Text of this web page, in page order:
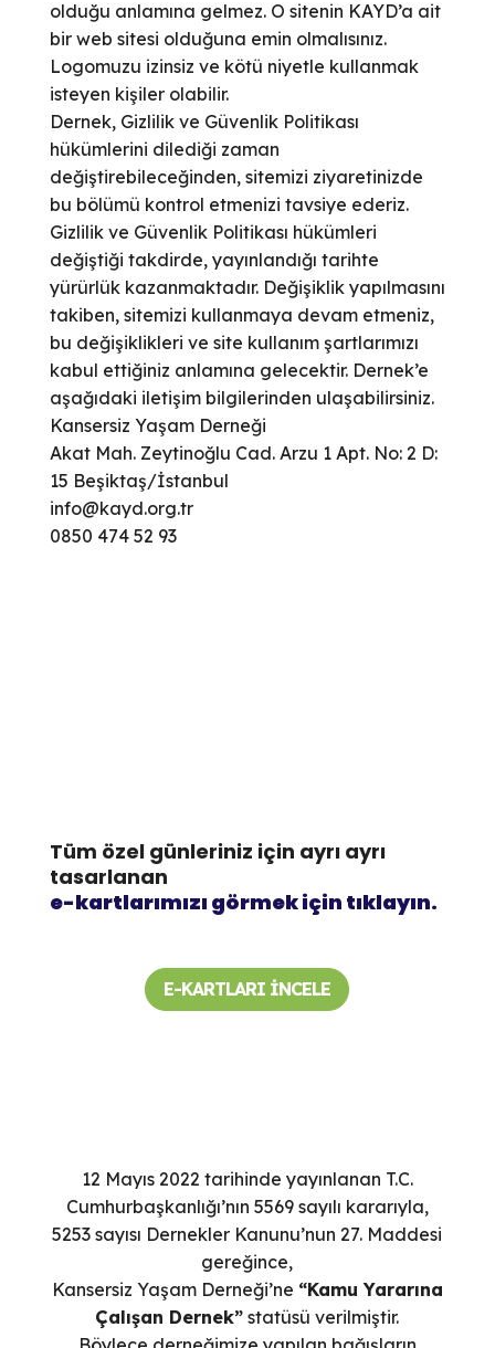
olduğu anlamına gelmez. O sitenin KAYD’a ait
bir web sitesi olduğuna emin olmalısınız.
Logomuzu izinsiz ve kötü niyetle kullanmak
isteyen kişiler olabilir.
Dernek, Gizlilik ve Güvenlik Politikası
hükümlerini dilediği zaman
değiştirebileceğinden, sitemizi ziyaretinizde
bu bölümü kontrol etmenizi tavsiye ederiz.
Gizlilik ve Güvenlik Politikası hükümleri
değiştiği takdirde, yayınlandığı tarihte
yürürlük kazanmaktadır. Değişiklik yapılmasını
takiben, sitemizi kullanmaya devam etmeniz,
bu değişiklikleri ve site kullanım şartlarımızı
kabul ettiğiniz anlamına gelecektir. Dernek’e
aşağıdaki iletişim bilgilerinden ulaşabilirsiniz.
Kansersiz Yaşam Derneği
Akat Mah. Zeytinoğlu Cad. Arzu 1 Apt. No: 2 D:
15 Beşiktaş/İstanbul
info@kayd.org.tr
0850 474 52 93
Tüm özel günleriniz için ayrı ayrı
tasarlanan
e-kartlarımızı görmek için tıklayın.
E-KARTLARI İNCELE
12 Mayıs 2022 tarihinde yayınlanan T.C.
Cumhurbaşkanlığı’nın 5569 sayılı kararıyla,
5253 sayısı Dernekler Kanunu’nun 27. Maddesi
gereğince,
Kansersiz Yaşam Derneği’ne “Kamu Yararına
Çalışan Dernek” statüsü verilmiştir.